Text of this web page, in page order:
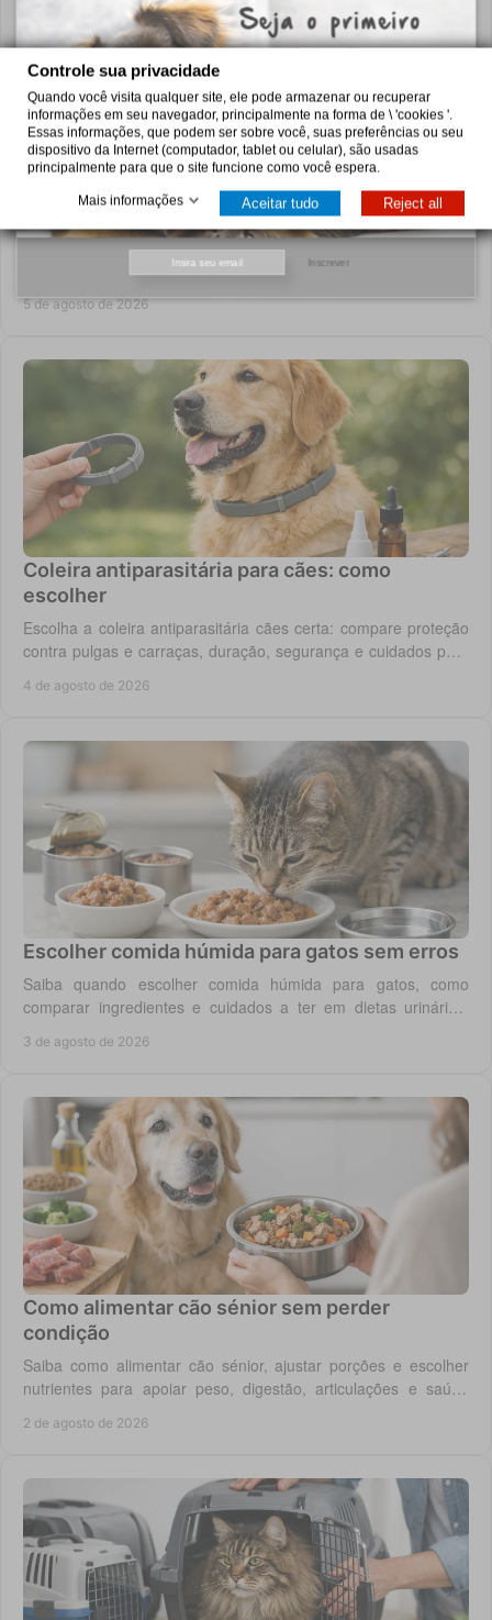
Inscrever
Pro Plan: como escolher a alimentação certa
Saiba como escolher Pro Plan para cães e gatos conforme
idade, porte e necessidades como digestão, pele, peso ou
saúde urinária, com critério em casa.
5 de agosto de 2026
Coleira antiparasitária para cães: como
escolher
Escolha a coleira antiparasitária cães certa: compare proteção
contra pulgas e carraças, duração, segurança e cuidados para
4 de agosto de 2026
Escolher comida húmida para gatos sem erros
Saiba quando escolher comida húmida para gatos, como
comparar ingredientes e cuidados a ter em dietas urinárias,
3 de agosto de 2026
Como alimentar cão sénior sem perder
condição
Saiba como alimentar cão sénior, ajustar porções e escolher
nutrientes para apoiar peso, digestão, articulações e saúde
2 de agosto de 2026
Controle sua privacidade
Quando você visita qualquer site, ele pode armazenar ou recuperar
informações em seu navegador, principalmente na forma de \ 'cookies '.
Essas informações, que podem ser sobre você, suas preferências ou seu
dispositivo da Internet (computador, tablet ou celular), são usadas
principalmente para que o site funcione como você espera.
Mais informações Aceitar tudo Reject all